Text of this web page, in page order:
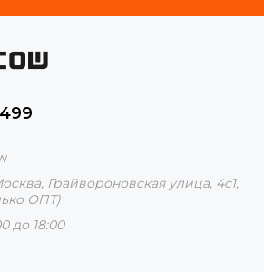
, Грайвороновская улица, 4с1,
ОПТ)
до 18:00